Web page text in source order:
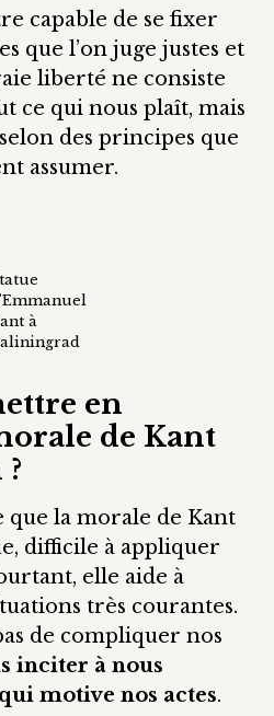
capable de se fixer
que l’on juge justes et
liberté ne consiste
ce qui nous plaît, mais
des principes que
assumer.
à
en
de Kant
la morale de Kant
difficile à appliquer
elle aide à
très courantes.
de compliquer nos
inciter à nous
motive nos actes.